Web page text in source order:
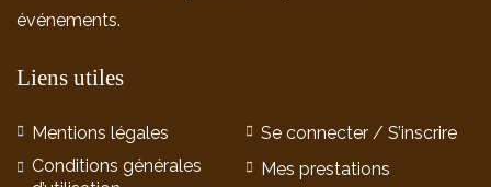
événements.
Liens utiles
Mentions légales
Conditions générales
Se connecter / S’inscrire
Mes prestations